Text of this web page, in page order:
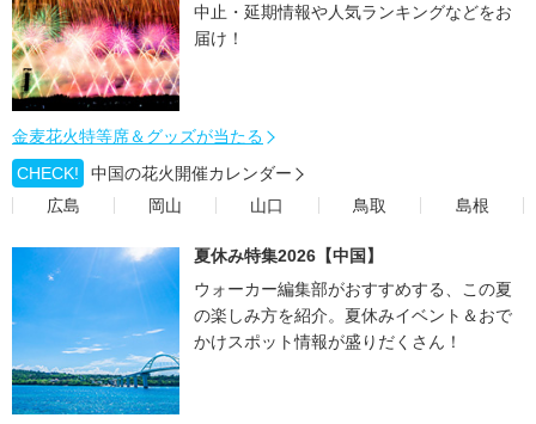
中止・延期情報や人気ランキングなどをお
届け！
金麦花火特等席＆グッズが当たる
CHECK!
中国の花火開催カレンダー
広島
岡山 山口 鳥取 島根
夏休み特集2026【中国】
ウォーカー編集部がおすすめする、この夏
の楽しみ方を紹介。夏休みイベント＆おで
かけスポット情報が盛りだくさん！